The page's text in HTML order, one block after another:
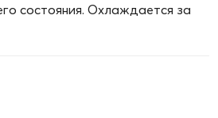
состояния. Охлаждается за